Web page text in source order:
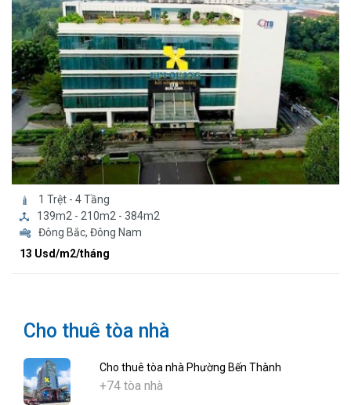
1 Trệt - 4 Tầng
139m2 - 210m2 - 384m2
Đông Bắc, Đông Nam
13 Usd/m2/tháng
Cho thuê tòa nhà
Cho thuê tòa nhà Phường Bến Thành
+74 tòa nhà